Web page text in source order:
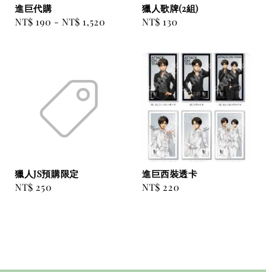
進巨代購
Regular
NT$ 190 -NT$ 1,520
獵人歌牌(2組)
Regular
NT$ 130
獵人JS預購限定
Regular
NT$ 250
進巨西裝透卡
Regular
NT$ 220